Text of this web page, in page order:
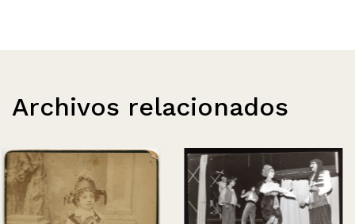
Archivos relacionados